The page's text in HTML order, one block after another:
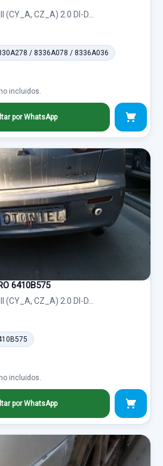
(CY_A, CZ_A) 2.0 DI-D...
/ 8336A078 / 8336A036
incluidos.
por WhatsApp
6410B575
(CY_A, CZ_A) 2.0 DI-D...
incluidos.
por WhatsApp